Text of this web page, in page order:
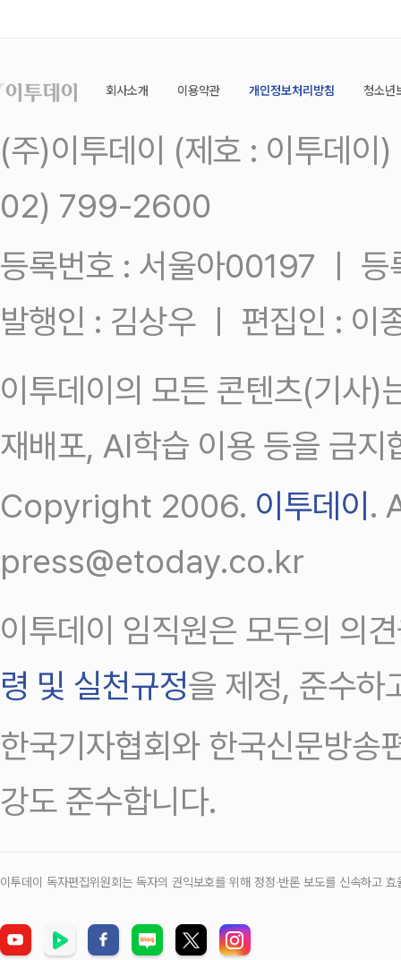
회사소개 이용약관 개인정보처리방침 청소년
(주)이투데이 (제호 : 이투데
02) 799-2600
등록번호 : 서울아00197 ㅣ
발행인 : 김상우 ㅣ 편집인 : 이
이투데이의 모든 콘텐츠(기사)
재배포, AI학습 이용 등을 금지
Copyright 2006. 이투데이.
press@etoday.co.kr
이투데이 임직원은 모두의 의
령 및 실천규정을 제정, 준수하
한국기자협회와 한국신문방송
강도 준수합니다.
이투데이 독자편집위원회는 독자의 권익보호를 위해 정정‧반론 보도를 신속하고